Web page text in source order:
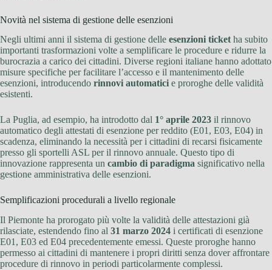
Novità nel sistema di gestione delle esenzioni
Negli ultimi anni il sistema di gestione delle esenzioni ticketha subito
importanti trasformazioni volte a semplificare le procedure e ridurre la
burocrazia a carico dei cittadini. Diverse regioni italiane hanno adottato
misure specifiche per facilitare l’accesso e il mantenimento delle
esenzioni, introducendo rinnovi automatici e proroghe delle validità
esistenti.
La Puglia, ad esempio, ha introdotto dal 1° aprile 2023 il rinnovo
automatico degli attestati di esenzione per reddito (E01, E03, E04) in
scadenza, eliminando la necessità per i cittadini di recarsi fisicamente
presso gli sportelli ASL per il rinnovo annuale. Questo tipo di
innovazione rappresenta un cambio di paradigma significativo nella
gestione amministrativa delle esenzioni.
Semplificazioni procedurali a livello regionale
Il Piemonte ha prorogato più volte la validità delle attestazioni già
rilasciate, estendendo fino al 31 marzo 2024 i certificati di esenzione
E01, E03 ed E04 precedentemente emessi. Queste proroghe hanno
permesso ai cittadini di mantenere i propri diritti senza dover affrontare
procedure di rinnovo in periodi particolarmente complessi.